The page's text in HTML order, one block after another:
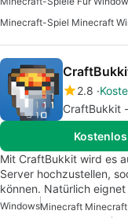
Minecraft-Spiel Minecraft
2.8
CraftBukkit
Mit CraftBukkit wird es
Server hochzustellen,
können. Natürlich
Windows